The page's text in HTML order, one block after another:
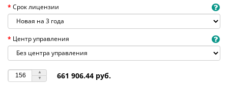
Срок лицензии
Центр управления
661 906.44 руб.